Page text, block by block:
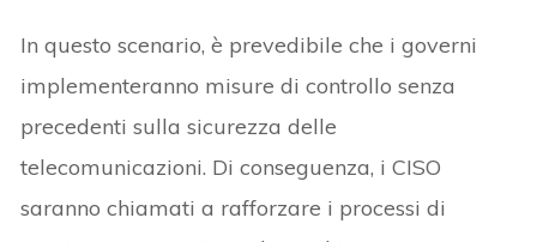
In questo scenario, è prevedibile che i governi
implementeranno misure di controllo senza
precedenti sulla sicurezza delle
telecomunicazioni. Di conseguenza, i CISO
saranno chiamati a rafforzare i processi di